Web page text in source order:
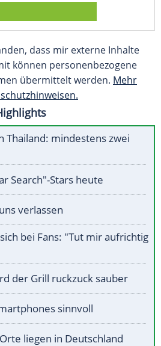
dass mir externe Inhalte
können personenbezogene
übermittelt werden. Mehr
Thailand: mindestens zwei
Search"-Stars heute
verlassen
bei Fans: "Tut mir aufrichtig
der Grill ruckzuck sauber
sinnvoll
liegen in Deutschland